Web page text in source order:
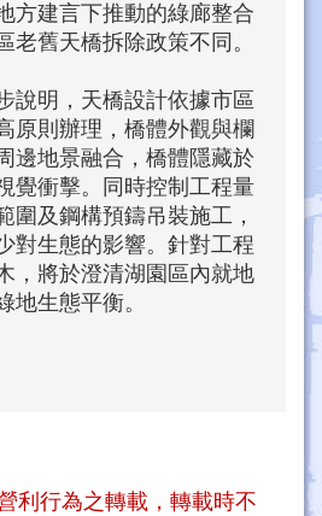
方建言下推動的綠廊整合
老舊天橋拆除政策不同。
明，天橋設計依據市區
原則辦理，橋體外觀與欄
邊地景融合，橋體隱藏於
覺衝擊。同時控制工程量
圍及鋼構預鑄吊裝施工，
對生態的影響。針對工程
，將於澄清湖園區內就地
地生態平衡。
利行為之轉載，轉載時不